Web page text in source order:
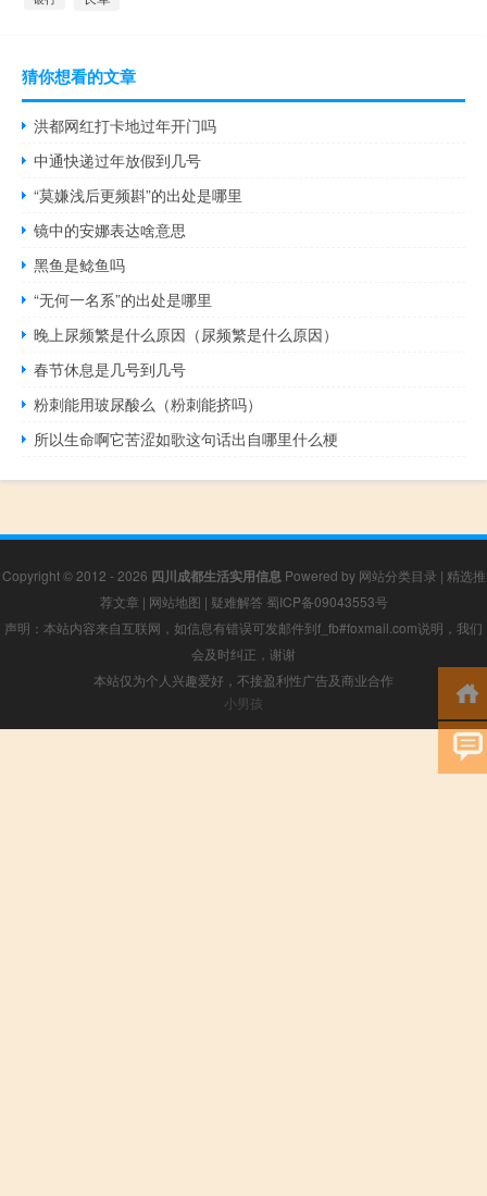
猜你想看的文章
洪都网红打卡地过年开门吗
中通快递过年放假到几号
“莫嫌浅后更频斟”的出处是哪里
镜中的安娜表达啥意思
黑鱼是鲶鱼吗
“无何一名系”的出处是哪里
晚上尿频繁是什么原因（尿频繁是什么原因）
春节休息是几号到几号
粉刺能用玻尿酸么（粉刺能挤吗）
所以生命啊它苦涩如歌这句话出自哪里什么梗
Copyright © 2012 - 2026 四川成都生活实用信息 Powered by 网站分类目录 | 精选推
荐文章 | 网站地图 | 疑难解答 蜀ICP备09043553号
声明：本站内容来自互联网，如信息有错误可发邮件到f_fb#foxmail.com说明，我们
会及时纠正，谢谢
本站仅为个人兴趣爱好，不接盈利性广告及商业合作
小男孩